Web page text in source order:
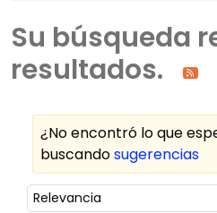
Su búsqueda
resultados.
¿No encontró lo que
buscandosugerencias
Ordenar
Ordenar por: